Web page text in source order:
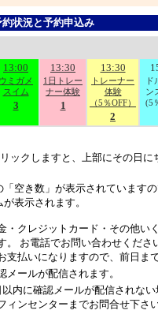
約状況と予約申込み
13:00
ウミガメ
スイム
3
13:30
1日トレー
ナー体験
1
13:30
トレーナー
体験
（5％OFF）
2
ド
ン
(5
ックしますと、上部にその日に
空き数」が表示されています
表示されます。
・クレジットカード・その他い
。 お電話でお問い合わせくださ
支払いになりますので、前日ま
メールが配信されます。
内に確認メールが配信されない
ィンセンターまでお問合せ下さい